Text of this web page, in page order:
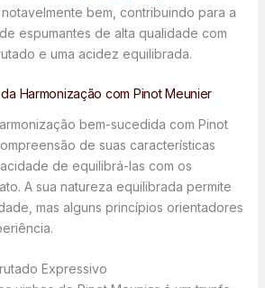
bem, contribuindo para a
espumantes de alta qualidade com
e uma acidez equilibrada.
Harmonização com Pinot Meunier
bem-sucedida com Pinot
de suas características
de equilibrá-las com os
A sua natureza equilibrada permite
mas alguns princípios orientadores
Expressivo